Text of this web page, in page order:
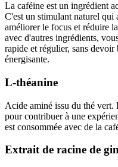
La caféine est un ingrédient
C'est un stimulant naturel qui
améliorer le focus et réduire
avec d'autres ingrédients,
rapide et régulier, sans
énergisante.
L-théanine
Acide aminé issu du thé
pour contribuer à une
est consommée avec de la
Extrait de racine de